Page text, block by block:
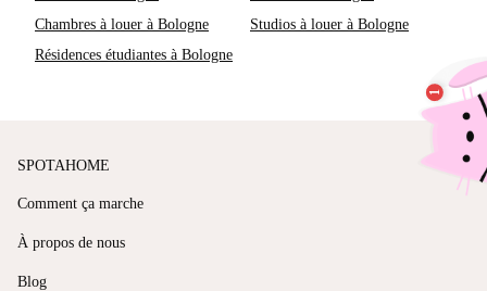
Chambres à louer à Bologne
Studios à louer à Bologne
Résidences étudiantes à Bologne
SPOTAHOME
Comment ça marche
À propos de nous
Blog